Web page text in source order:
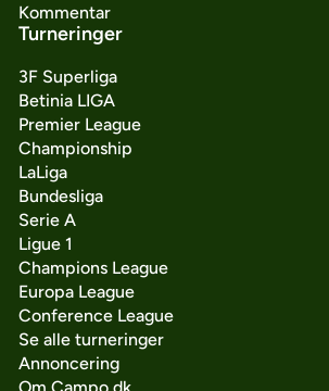
Kommentar
Turneringer
3F Superliga
Betinia LIGA
Premier League
Championship
LaLiga
Bundesliga
Serie A
Ligue 1
Champions League
Europa League
Conference League
Se alle turneringer
Annoncering